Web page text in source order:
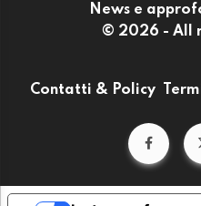
News e
© 2026 - All
Contatti & Policy